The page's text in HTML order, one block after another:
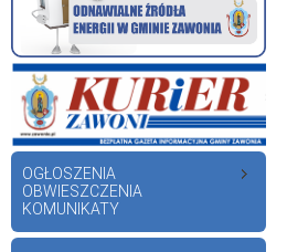
OGŁOSZENIA
OBWIESZCZENIA
KOMUNIKATY